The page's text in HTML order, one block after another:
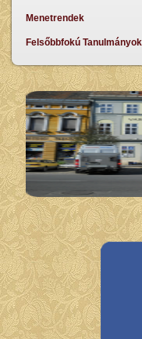
Menetrendek
Felsőbbfokú